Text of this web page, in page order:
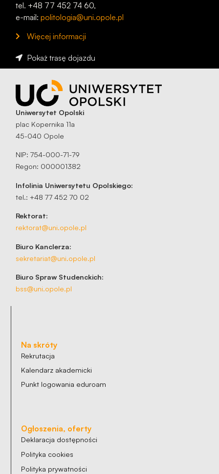
tel. +48 77 452 74 60,
e-mail:politologia@uni.opole.pl
Więcej informacji
Pokaż trasę dojazdu
Uniwersytet Opolski
plac Kopernika 11a
45-040 Opole
NIP: 754-000-71-79
Regon: 000001382
Infolinia Uniwersytetu Opolskiego:
tel.: +48 77 452 70 02
Rektorat:
rektorat@uni.opole.pl
Biuro Kanclerza:
sekretariat@uni.opole.pl
Biuro Spraw Studenckich:
bss@uni.opole.pl
Na skróty
Rekrutacja
Kalendarz akademicki
Punkt logowania eduroam
Ogłoszenia, oferty
Deklaracja dostępności
Polityka cookies
Polityka prywatności